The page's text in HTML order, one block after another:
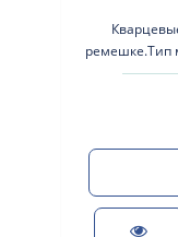
ремешке.Тип
сплава